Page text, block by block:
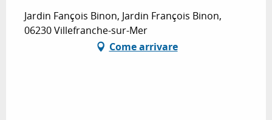
Jardin Fançois Binon, Jardin François Binon,
06230 Villefranche-sur-Mer
Come arrivare